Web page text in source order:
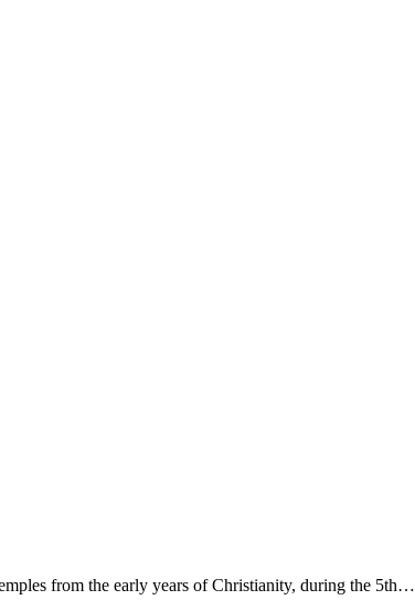
from the early years of Christianity, during the 5th…